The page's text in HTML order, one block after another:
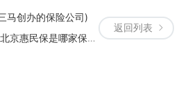
返回列表
马创办的保险公司)
民保是哪家保险公司)